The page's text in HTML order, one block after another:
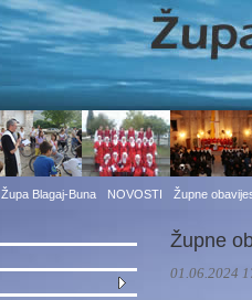
Župa Blagaj-Buna NOVOSTI Župne
Župne
01.06.2024